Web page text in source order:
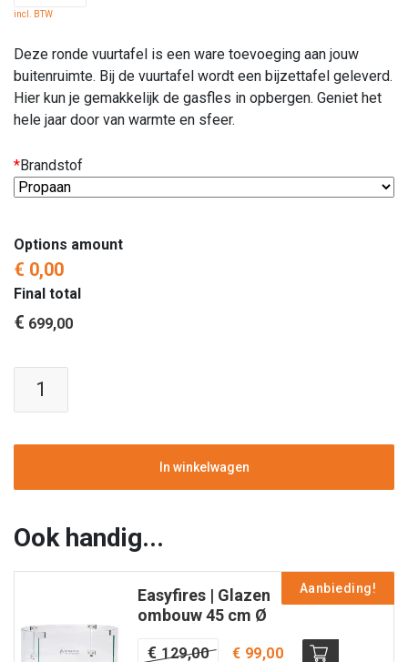
€ 899,00.
incl. BTW
Deze ronde vuurtafel is een ware toevoeging aan jouw
buitenruimte. Bij de vuurtafel wordt een bijzettafel geleverd.
Hier kun je gemakkelijk de gasfles in opbergen. Geniet het
hele jaar door van warmte en sfeer.
*Brandstof
Options amount
€ 0,00
Final total
€ 699,00
Roundi
Teak-
&
Aluminium
|
In winkelwagen
Ook handig...
Aanbieding!
Easyfires | Glazen
ombouw 45 cm Ø
€ 129,00
Oorspronkelijke
€ 99,00
Huidige